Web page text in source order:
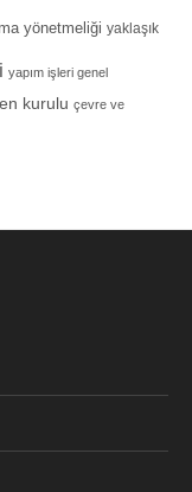
yönetmeliği yaklaşık
yapım işleri genel
kurulu çevre ve